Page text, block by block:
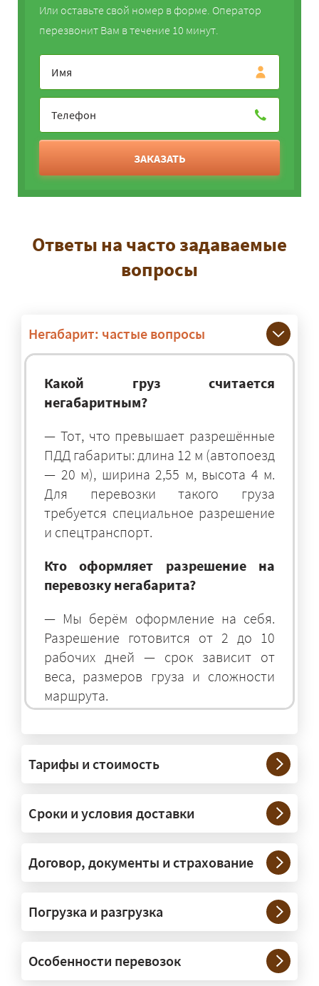
Или оставьте свой номер в форме. Оператор
перезвонит Вам в течение 10 минут.
ЗАКАЗАТЬ
Ответы на часто задаваемые
вопросы
Негабарит: частые вопросы
Какой груз считается
негабаритным?
— Тот, что превышает разрешённые
ПДД габариты: длина 12 м (автопоезд
— 20 м), ширина 2,55 м, высота 4 м.
Для перевозки такого груза
требуется специальное разрешение
и спецтранспорт.
Кто оформляет разрешение на
перевозку негабарита?
— Мы берём оформление на себя.
Разрешение готовится от 2 до 10
рабочих дней — срок зависит от
веса, размеров груза и сложности
маршрута.
— На тралах и низкорамниках —
платформах, рассчитанных на
крупногабаритную технику и
конструкции. Транспорт подбираем
под конкретные размеры и вес груза.
сопровождение?
организуем. Потребность в машинах
Тарифы и стоимость
Сроки и условия доставки
Договор, документы и страхование
Погрузка и разгрузка
Особенности перевозок